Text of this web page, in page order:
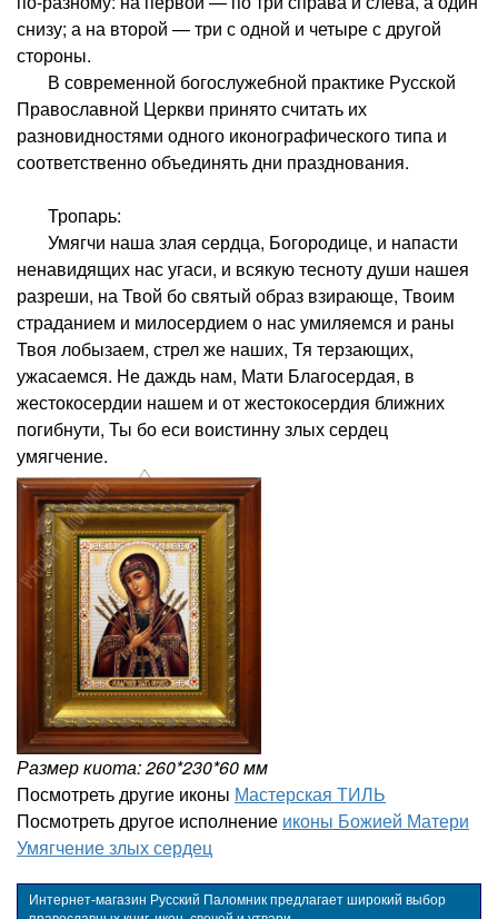
снизу; а на второй — три с одной и четыре с другой
стороны.
В современной богослужебной практике Русской
Православной Церкви принято считать их
разновидностями одного иконографического типа и
соответственно объединять дни празднования.
Тропарь:
Умягчи наша злая сердца, Богородице, и напасти
ненавидящих нас угаси, и всякую тесноту души нашея
разреши, на Твой бо святый образ взирающе, Твоим
страданием и милосердием о нас умиляемся и раны
Твоя лобызаем, стрел же наших, Тя терзающих,
ужасаемся. Не даждь нам, Мати Благосердая, в
жестокосердии нашем и от жестокосердия ближних
погибнути, Ты бо еси воистинну злых сердец
умягчение.
Размер киота: 260*230*60 мм
Посмотреть другие иконы Мастерская ТИЛЬ
Посмотреть другое исполнение иконы Божией Матери
Умягчение злых сердец
Интернет-магазин Русский Паломник предлагает широкий выбор